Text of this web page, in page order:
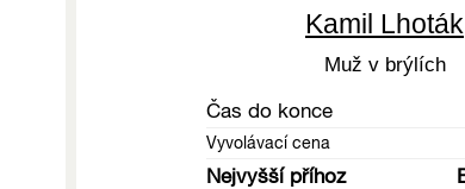
Kamil Lhoták
Muž v brýlích
Čas do konce
Vyvolávací cena
Nejvyšší příhoz